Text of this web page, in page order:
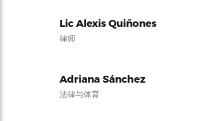
Lic Alexis Quiñones
律师
Adriana Sánchez
法律与体育